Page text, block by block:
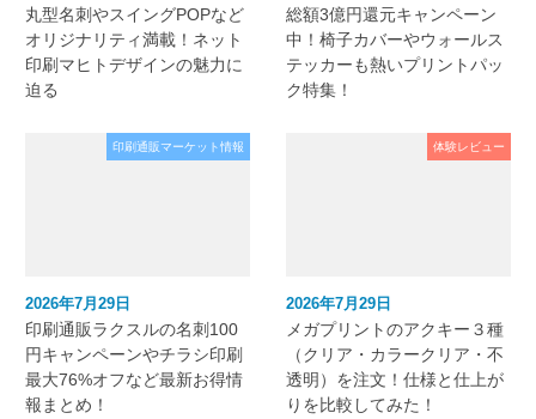
丸型名刺やスイングPOPなど
オリジナリティ満載！ネット
印刷マヒトデザインの魅力に
迫る
総額3億円還元キャンペーン
中！椅子カバーやウォールス
テッカーも熱いプリントパッ
ク特集！
印刷通販マーケット情報
2026年7月29日
印刷通販ラクスルの名刺100
円キャンペーンやチラシ印刷
最大76%オフなど最新お得情
報まとめ！
体験レビュー
2026年7月29日
メガプリントのアクキー３種
（クリア・カラークリア・不
透明）を注文！仕様と仕上が
りを比較してみた！